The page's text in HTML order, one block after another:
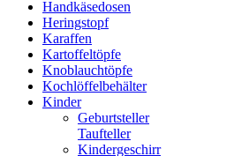
Handkäsedosen
Heringstopf
Karaffen
Kartoffeltöpfe
Knoblauchtöpfe
Kochlöffelbehälter
Kinder
Geburtsteller
Taufteller
Kindergeschirr